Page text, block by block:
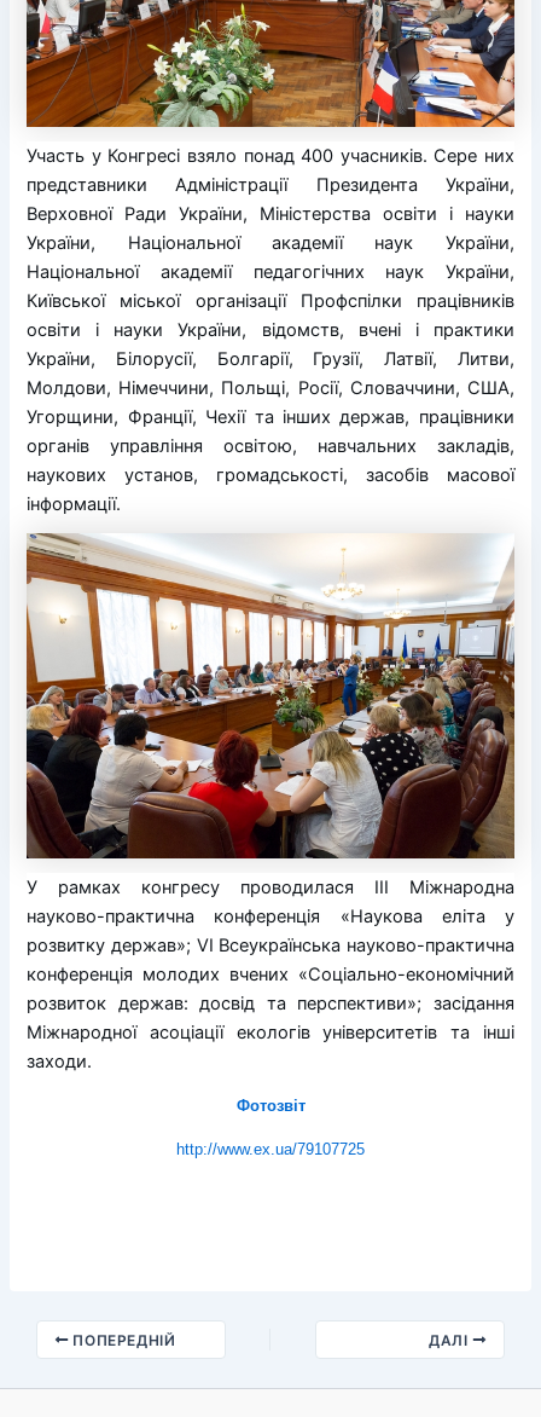
Участь у Конгресі взяло понад 400 учасників. Сере них
представники Адміністрації Президента України,
Верховної Ради України, Міністерства освіти і науки
України, Національної академії наук України,
Національної академії педагогічних наук України,
Київської міської організації Профспілки працівників
освіти і науки України, відомств, вчені і практики
України, Білорусії, Болгарії, Грузії, Латвії, Литви,
Молдови, Німеччини, Польщі, Росії, Словаччини, США,
Угорщини, Франції, Чехії та інших держав, працівники
органів управління освітою, навчальних закладів,
наукових установ, громадськості, засобів масової
інформації.
У рамках конгресу проводилася ІІІ Міжнародна
науково-практична конференція «Наукова еліта у
розвитку держав»; VI Всеукраїнська науково-практична
конференція молодих вчених «Соціально-економічний
розвиток держав: досвід та перспективи»; засідання
Міжнародної асоціації екологів університетів та інші
заходи.
Фотозвіт
http://www.ex.ua/79107725
ПОПЕРЕДНІЙ ДАЛІ